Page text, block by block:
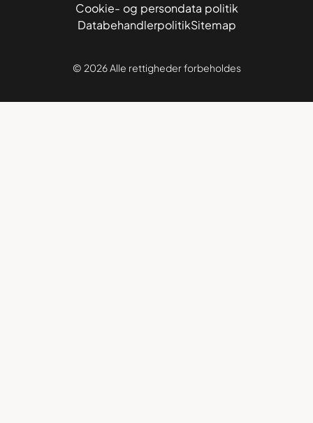
© 2026 Alle rettigheder forbeholdes
Cookie- og persondata politik
DatabehandlerpolitikSitemap